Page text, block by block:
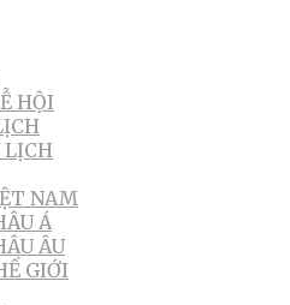
HỘI
LỊCH
NAM
Á
ÂU
GIỚI